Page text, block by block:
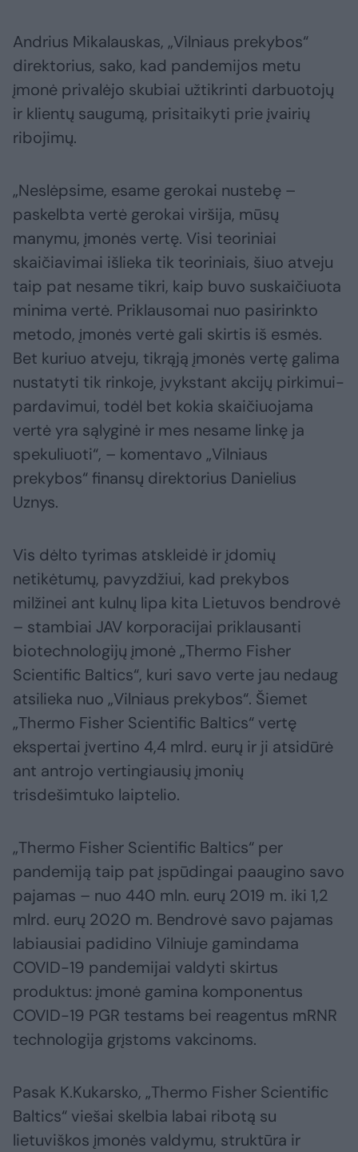
Andrius Mikalauskas, „Vilniaus prekybos“
direktorius, sako, kad pandemijos metu
įmonė privalėjo skubiai užtikrinti darbuotojų
ir klientų saugumą, prisitaikyti prie įvairių
ribojimų.
„Neslėpsime, esame gerokai nustebę –
paskelbta vertė gerokai viršija, mūsų
manymu, įmonės vertę. Visi teoriniai
skaičiavimai išlieka tik teoriniais, šiuo atveju
taip pat nesame tikri, kaip buvo suskaičiuota
minima vertė. Priklausomai nuo pasirinkto
metodo, įmonės vertė gali skirtis iš esmės.
Bet kuriuo atveju, tikrąją įmonės vertę galima
nustatyti tik rinkoje, įvykstant akcijų pirkimui-
pardavimui, todėl bet kokia skaičiuojama
vertė yra sąlyginė ir mes nesame linkę ja
spekuliuoti“, – komentavo „Vilniaus
prekybos“ finansų direktorius Danielius
Uznys.
Vis dėlto tyrimas atskleidė ir įdomių
netikėtumų, pavyzdžiui, kad prekybos
milžinei ant kulnų lipa kita Lietuvos bendrovė
– stambiai JAV korporacijai priklausanti
biotechnologijų įmonė „Thermo Fisher
Scientific Baltics“, kuri savo verte jau nedaug
atsilieka nuo „Vilniaus prekybos“. Šiemet
„Thermo Fisher Scientific Baltics“ vertę
ekspertai įvertino 4,4 mlrd. eurų ir ji atsidūrė
ant antrojo vertingiausių įmonių
trisdešimtuko laiptelio.
„Thermo Fisher Scientific Baltics“ per
pandemiją taip pat įspūdingai paaugino savo
pajamas – nuo 440 mln. eurų 2019 m. iki 1,2
mlrd. eurų 2020 m. Bendrovė savo pajamas
labiausiai padidino Vilniuje gamindama
COVID-19 pandemijai valdyti skirtus
produktus: įmonė gamina komponentus
COVID-19 PGR testams bei reagentus mRNR
technologija grįstoms vakcinoms.
Pasak K.Kukarsko, „Thermo Fisher Scientific
Baltics“ viešai skelbia labai ribotą su
lietuviškos įmonės valdymu, struktūra ir